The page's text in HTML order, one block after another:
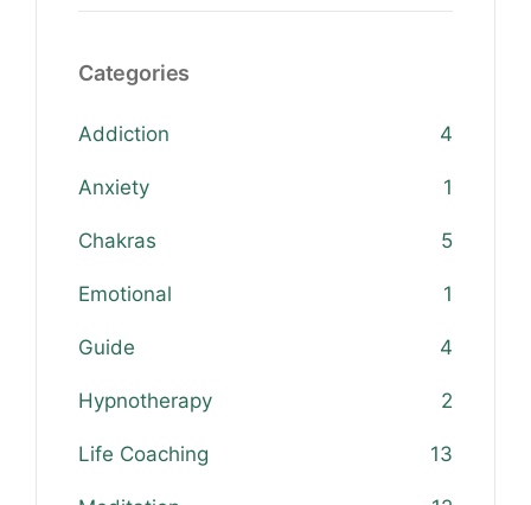
Categories
Addiction 4
Anxiety 1
Chakras 5
Emotional 1
Guide 4
Hypnotherapy 2
Life Coaching 13